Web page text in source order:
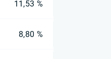
11,53 %
8,80 %